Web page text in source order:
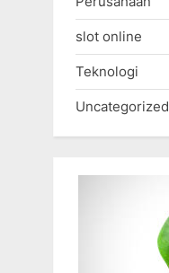
slot online
Teknologi
Uncategorized